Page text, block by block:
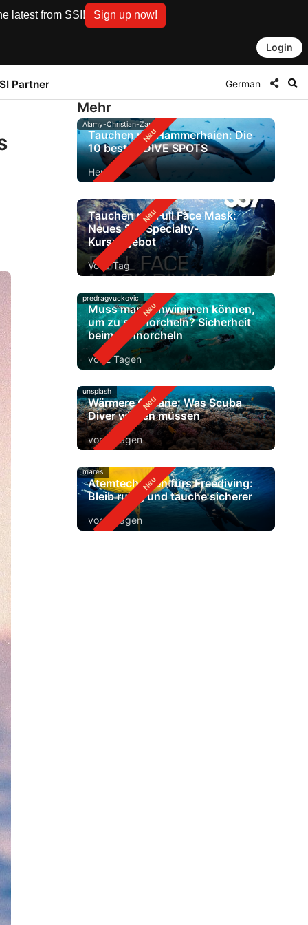
latest from SSI! Sign up now!
Login
Partner German
Mehr
Alamy-Christian-Zappel
Tauchen mit Hammerhaien: Die
10 besten DIVE SPOTS
Heute
Tauchen mit Full Face Mask:
Neues SSI-Specialty-
Kursangebot
Vor 1 Tag
predragvuckovic
Muss man schwimmen können,
um zu schnorcheln? Sicherheit
beim Schnorcheln
vor 2 Tagen
unsplash
Wärmere Ozeane: Was Scuba
Diver wissen müssen
vor 4 Tagen
mares
Atemtechniken fürs Freediving:
Bleib ruhig und tauche sicherer
vor 6 Tagen